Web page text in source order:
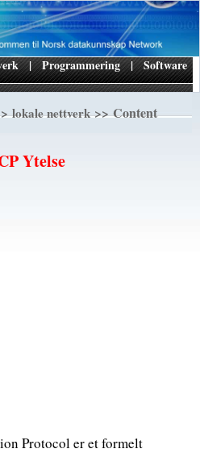
| Programmering | Software
lokale nettverk>> Content
Ytelse
Protocol er et formelt